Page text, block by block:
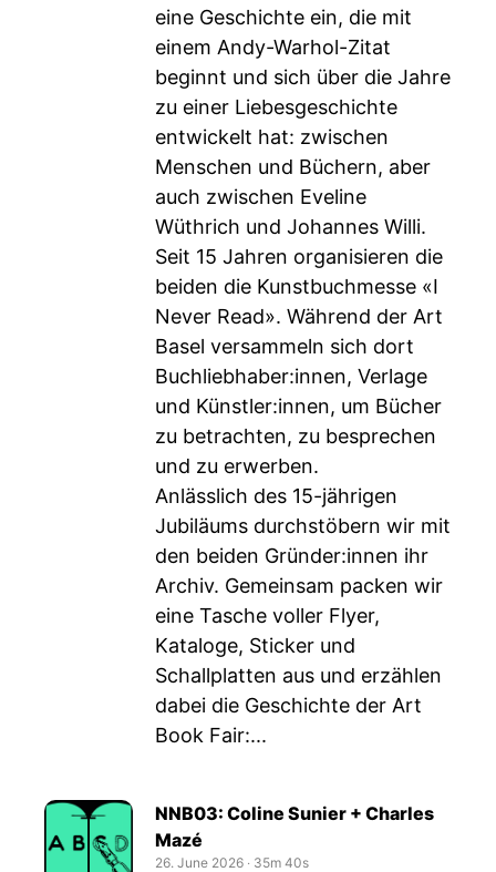
eine Geschichte ein, die mit
einem Andy-Warhol-Zitat
beginnt und sich über die Jahre
zu einer Liebesgeschichte
entwickelt hat: zwischen
Menschen und Büchern, aber
auch zwischen Eveline
Wüthrich und Johannes Willi.
Seit 15 Jahren organisieren die
beiden die Kunstbuchmesse «I
Never Read». Während der Art
Basel versammeln sich dort
Buchliebhaber:innen, Verlage
und Künstler:innen, um Bücher
zu betrachten, zu besprechen
und zu erwerben.
Anlässlich des 15-jährigen
Jubiläums durchstöbern wir mit
den beiden Gründer:innen ihr
Archiv. Gemeinsam packen wir
eine Tasche voller Flyer,
Kataloge, Sticker und
Schallplatten aus und erzählen
dabei die Geschichte der Art
Book Fair:...
NNB03: Coline Sunier + Charles
Mazé
26. June 2026 ‧ 35m 40s